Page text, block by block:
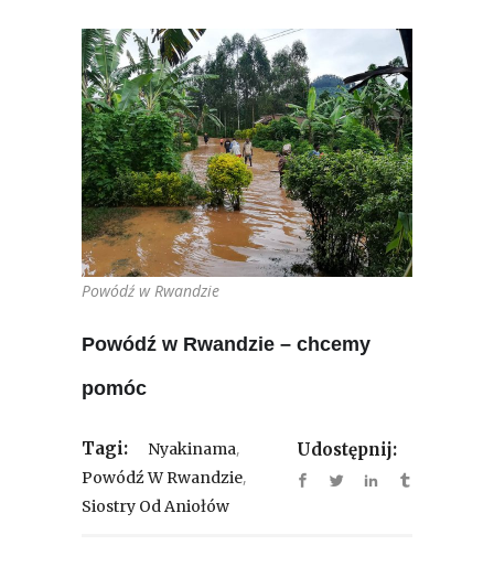
Powódź w Rwandzie
Powódź w Rwandzie – chcemy
pomóc
Tagi: Nyakinama,
Powódź W Rwandzie,
Siostry Od Aniołów
Udostępnij: